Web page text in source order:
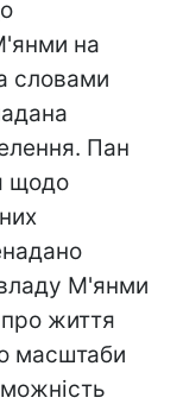
на
словами
Пан
щодо
М'янми
життя
масштаби